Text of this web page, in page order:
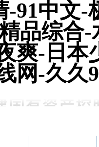
-91中文
品综合
爽-日本
网-久久